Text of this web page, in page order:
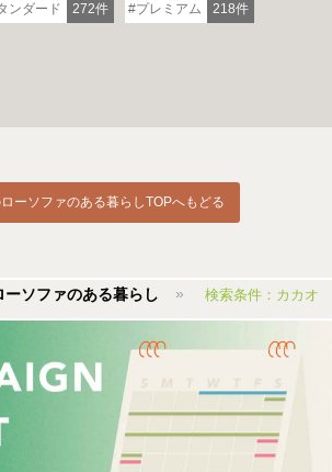
ンダード 272件 プレミアム 218件
ーソファのある暮らしTOPへもどる
ーソファのある暮らし 検索条件：カカオ